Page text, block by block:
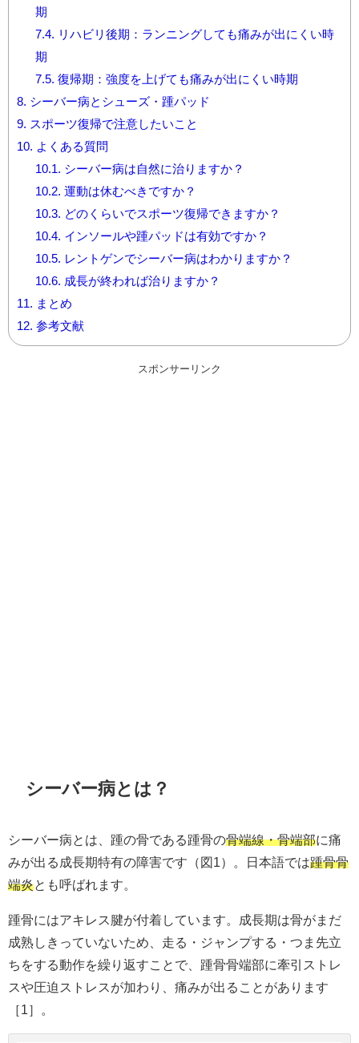
期
7.4. リハビリ後期：ランニングしても痛みが出にくい時
期
7.5. 復帰期：強度を上げても痛みが出にくい時期
8. シーバー病とシューズ・踵パッド
9. スポーツ復帰で注意したいこと
10. よくある質問
10.1. シーバー病は自然に治りますか？
10.2. 運動は休むべきですか？
10.3. どのくらいでスポーツ復帰できますか？
10.4. インソールや踵パッドは有効ですか？
10.5. レントゲンでシーバー病はわかりますか？
10.6. 成長が終われば治りますか？
11. まとめ
12. 参考文献
スポンサーリンク
シーバー病とは？
シーバー病とは、踵の骨である踵骨の骨端線・骨端部に痛
みが出る成長期特有の障害です（図1）。日本語では踵骨骨
端炎とも呼ばれます。
踵骨にはアキレス腱が付着しています。成長期は骨がまだ
成熟しきっていないため、走る・ジャンプする・つま先立
ちをする動作を繰り返すことで、踵骨骨端部に牽引ストレ
スや圧迫ストレスが加わり、痛みが出ることがあります
［1］。